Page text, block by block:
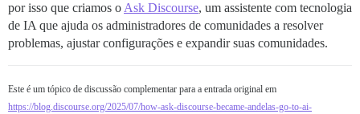
por isso que criamos o Ask Discourse, um assistente com tecnologia
de IA que ajuda os administradores de comunidades a resolver
problemas, ajustar configurações e expandir suas comunidades.
Este é um tópico de discussão complementar para a entrada original em
https://blog.discourse.org/2025/07/how-ask-discourse-became-andelas-go-to-ai-